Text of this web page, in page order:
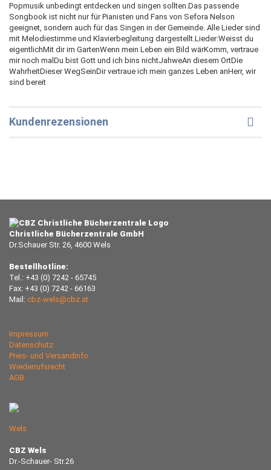
Popmusik unbedingt entdecken und singen sollten.Das passende
Songbook ist nicht nur für Pianisten und Fans von Sefora Nelson
geeignet, sondern auch für das Singen in der Gemeinde. Alle Lieder sind
mit Melodiestimme und Klavierbegleitung dargestellt.Lieder:Weisst du
eigentlichMit dir im GartenWenn mein Leben ein Bild wärKomm, vertraue
mir noch malDu bist Gott und ich bins nichtJahweAn diesem OrtDie
WahrheitDieser WegSeinDir vertraue ich mein ganzes Leben anHerr, wir
sind bereit
Kundenrezensionen
Christliche Bücherzentrale GmbH
Dr.Schauer Str. 26, 4600 Wels
Bestellhotline:
Tel.: +43 (0) 7242 - 65745
Fax: +43 (0) 7242 - 66163
Mail: cbz-wels@cbz.at
Impressum
Datenschutz
Preis- und Versandinfo
Wiederrufsrecht
AGB
Wels
CBZ Wels
Dr.-Schauer- Str.26